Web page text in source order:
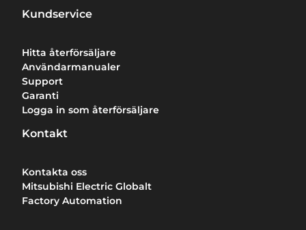
Kundservice
Hitta återförsäljare
Användarmanualer
Support
Garanti
Logga in som återförsäljare
Kontakt
Kontakta oss
Mitsubishi Electric Globalt
Factory Automation